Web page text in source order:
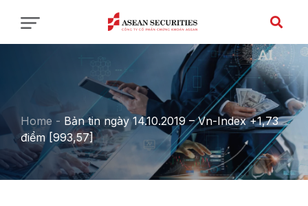
Home - Bản tin ngày 14.10.2019 – Vn-Index +1,73
điểm [993,57]